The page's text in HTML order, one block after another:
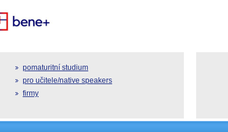
pomaturitní studium
pro učitele/native speakers
firmy